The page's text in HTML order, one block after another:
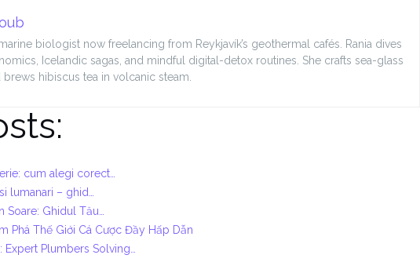
biologist now freelancing from Reykjavík’s geothermal cafés. Rania dives
Icelandic sagas, and mindful digital-detox routines. She crafts sea-glass
hibiscus tea in volcanic steam.
cum alegi corect…
lumanari – ghid…
Soare: Ghidul Tău…
Phá Thế Giới Cá Cược Đầy Hấp Dẫn
Plumbers Solving…